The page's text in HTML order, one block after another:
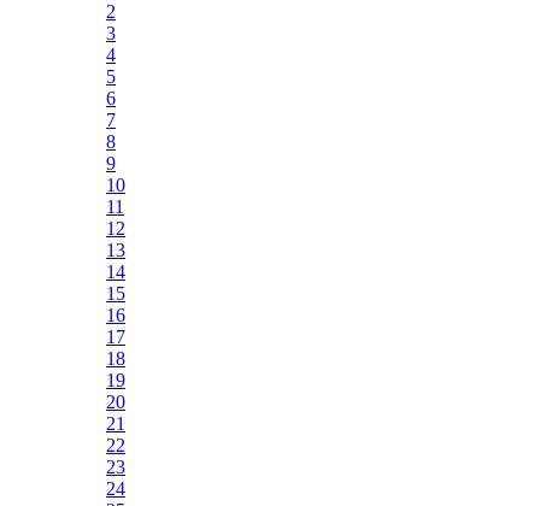
2
3
4
5
6
7
8
9
10
11
12
13
14
15
16
17
18
19
20
21
22
23
24